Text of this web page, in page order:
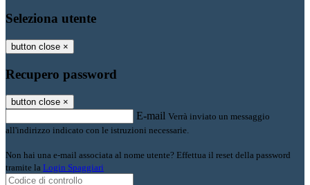
Seleziona utente
button close ×
Recupero password
button close ×
E-mail Verrà inviato un messaggio
all'indirizzo indicato con le istruzioni necessarie.
Non hai una e-mail associata al nome utente? Effettua il reset della password
tramite la Login Spaggiari